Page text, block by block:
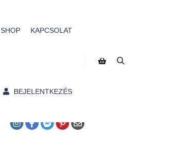
SHOP KAPCSOLAT
BEJELENTKEZÉS
Bejegyzéseim többségét a
ihleti.